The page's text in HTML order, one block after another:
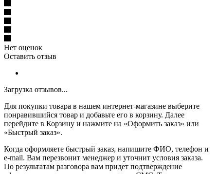
Нет оценок
Оставить отзыв
Загрузка отзывов...
Для покупки товара в нашем интернет-магазине выберите
понравившийся товар и добавьте его в корзину. Далее
перейдите в Корзину и нажмите на «Оформить заказ» или
«Быстрый заказ».
Когда оформляете быстрый заказ, напишите ФИО, телефон и
e-mail. Вам перезвонит менеджер и уточнит условия заказа.
По результатам разговора вам придет подтверждение